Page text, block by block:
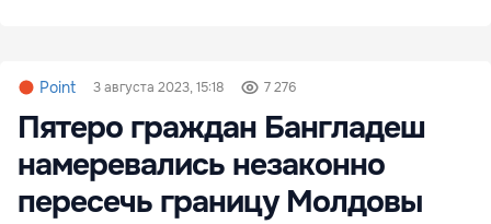
Point 3 августа 2023, 15:18 7 276
Пятеро граждан Бангладеш
намеревались незаконно
пересечь границу Молдовы